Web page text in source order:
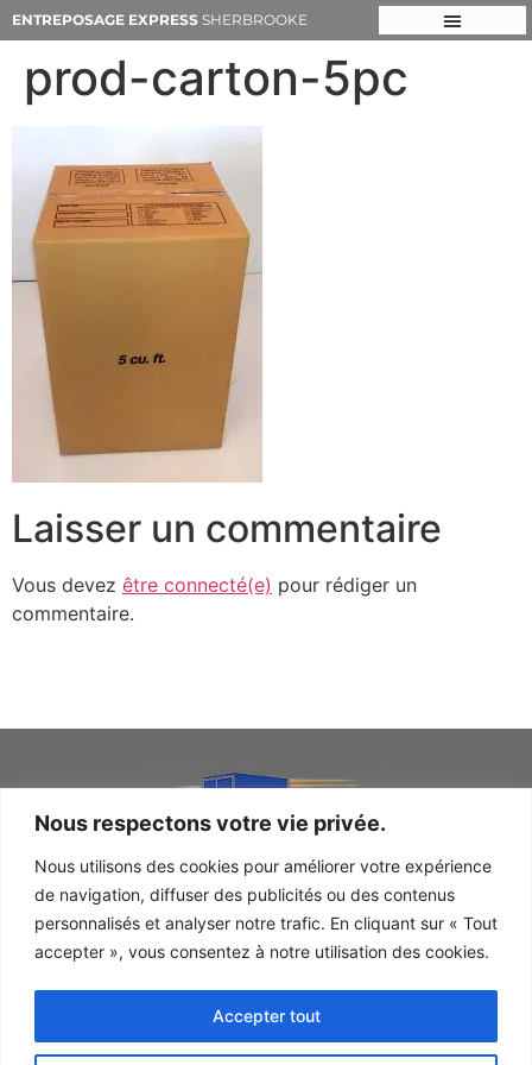
Nous respectons votre vie privée.
Nous utilisons des cookies pour améliorer votre expérience
de navigation, diffuser des publicités ou des contenus
personnalisés et analyser notre trafic. En cliquant sur « Tout
accepter », vous consentez à notre utilisation des cookies.
Accepter tout
ENTREPOSAGE EXPRESS SHERBROOKE
prod-carton-5pc
Laisser un commentaire
Vous devez être connecté(e) pour rédiger un
commentaire.
ENTREPOTS ENTREPOSAGE MOBILE SOUMISSION
ÉQUIPEMENTS CONTACT
ENTREPOSAGE EXPRESS SHERBROOKE